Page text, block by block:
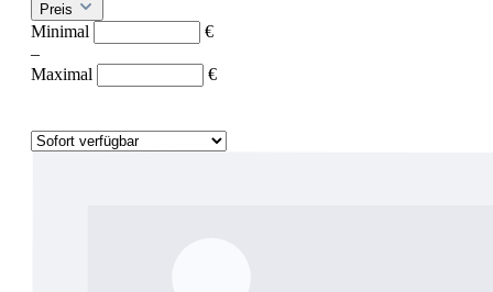
Preis
Minimal
€
–
Maximal
€